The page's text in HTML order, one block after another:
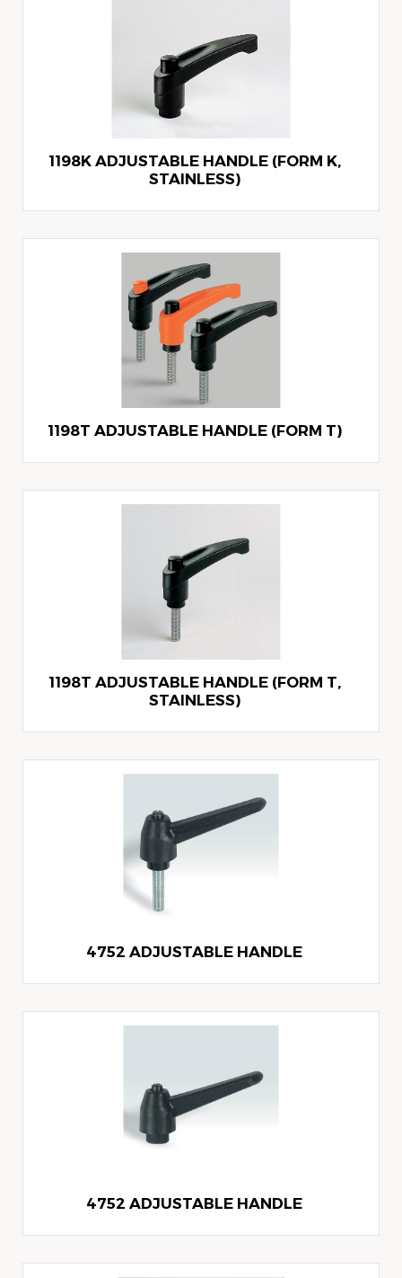
1198K ADJUSTABLE HANDLE (FORM K,
STAINLESS)
1198T ADJUSTABLE HANDLE (FORM T)
1198T ADJUSTABLE HANDLE (FORM T,
STAINLESS)
4752 ADJUSTABLE HANDLE
4752 ADJUSTABLE HANDLE